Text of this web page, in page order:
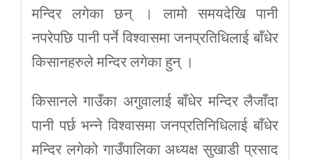
मन्दिर लगेका छन् । लामो समयदेखि पानी
नपरेपछि पानी पर्ने विश्वासमा जनप्रतिधिलाई बाँधेर
किसानहरुले मन्दिर लगेका हुन् ।
किसानले गाउँका अगुवालाई बाँधेर मन्दिर लैजाँदा
पानी पर्छ भन्ने विश्वासमा जनप्रतिनिधिलाई बाँधेर
मन्दिर लगेको गाउँपालिका अध्यक्ष सुखाडी प्रसाद